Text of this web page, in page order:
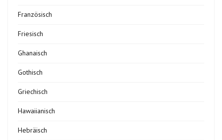
Französisch
Friesisch
Ghanaisch
Gothisch
Griechisch
Hawaiianisch
Hebräisch